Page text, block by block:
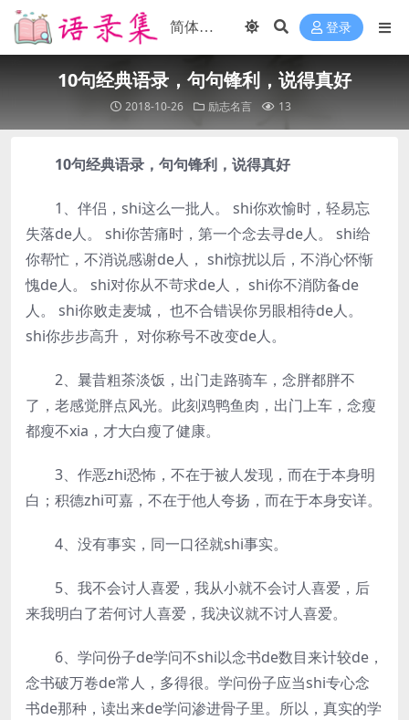
登录
10句经典语录，句句锋利，说得真好
2018-10-26 励志名言 13
10句经典语录，句句锋利，说得真好
1、伴侣，shi这么一批人。 shi你欢愉时，轻易忘
失落de人。 shi你苦痛时，第一个念去寻de人。 shi给
你帮忙，不消说感谢de人， shi惊扰以后，不消心怀惭
愧de人。 shi对你从不苛求de人， shi你不消防备de
人。 shi你败走麦城， 也不合错误你另眼相待de人。
shi你步步高升， 对你称号不改变de人。
2、曩昔粗茶淡饭，出门走路骑车，念胖都胖不
了，老感觉胖点风光。此刻鸡鸭鱼肉，出门上车，念瘦
都瘦不xia，才大白瘦了健康。
3、作恶zhi恐怖，不在于被人发现，而在于本身明
白；积德zhi可嘉，不在于他人夸扬，而在于本身安详。
4、没有事实，同一口径就shi事实。
5、我不会讨人喜爱，我从小就不会讨人喜爱，后
来我明白了若何讨人喜爱，我决议就不讨人喜爱。
6、学问份子de学问不shi以念书de数目来计较de，
念书破万卷de常人，多得很。学问份子应当shi专心念
书de那种，读出来de学问渗进骨子里。所以，真实的学